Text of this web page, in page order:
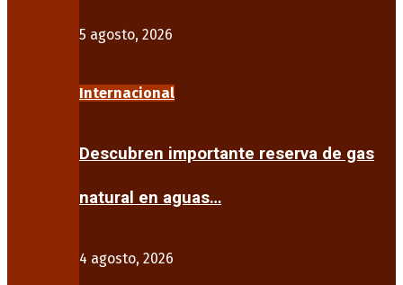
5 agosto, 2026
Internacional
Descubren importante reserva de gas
natural en aguas…
4 agosto, 2026